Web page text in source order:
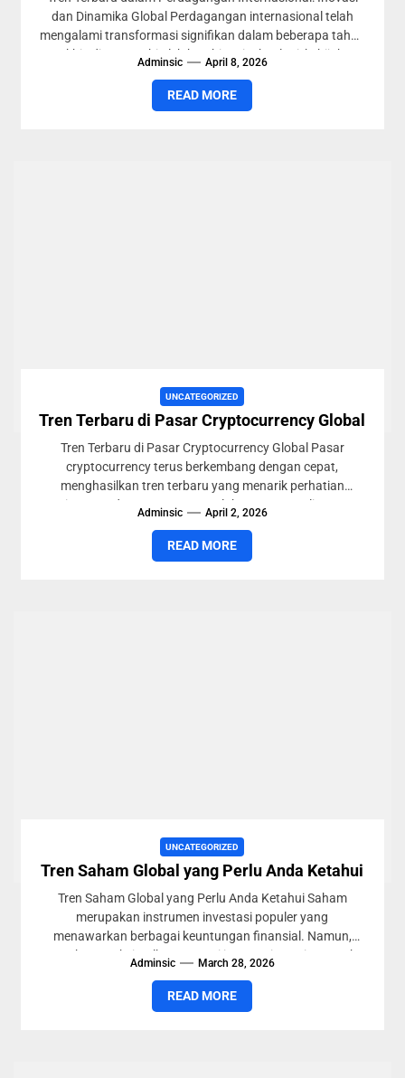
dan Dinamika Global Perdagangan internasional telah
mengalami transformasi signifikan dalam beberapa tahun
terakhir, dipengaruhi oleh kombinasi teknologi, kebijakan,
Adminsic April 8, 2026
READ MORE
UNCATEGORIZED
Tren Terbaru di Pasar Cryptocurrency Global
Tren Terbaru di Pasar Cryptocurrency Global Pasar
cryptocurrency terus berkembang dengan cepat,
menghasilkan tren terbaru yang menarik perhatian
investor dan penggemar. Salah satu tren paling...
Adminsic April 2, 2026
READ MORE
UNCATEGORIZED
Tren Saham Global yang Perlu Anda Ketahui
Tren Saham Global yang Perlu Anda Ketahui Saham
merupakan instrumen investasi populer yang
menawarkan berbagai keuntungan finansial. Namun,
untuk memaksimalkan potensi investasi, penting untuk
Adminsic March 28, 2026
READ MORE